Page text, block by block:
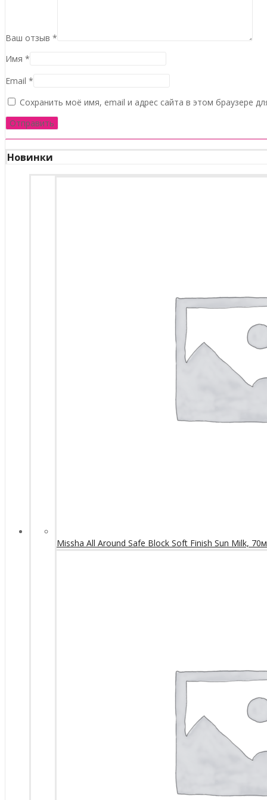
Ваш отзыв *
Имя *
Email *
Сохранить моё имя, email и адрес сайта в этом браузере
Новинки
Missha All Around Safe Block Soft Finish Sun Milk,